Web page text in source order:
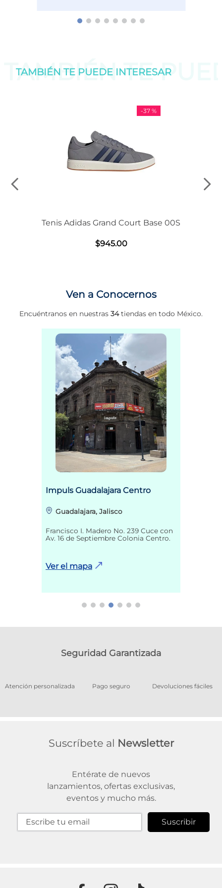
TAMBIÉN TE
TAMBIÉN TE PUEDE INTERESAR
-37 %
Tenis Adidas Grand Court Base 00S
$945.00
Ven a Conocernos
Encuéntranos en nuestras 34tiendas en todo México.
Impuls Guadalajara Centro
Guadalajara, Jalisco
Francisco I. Madero No. 239 Cuce con
Av. 16 de Septiembre Colonia Centro.
Ver el mapa
Seguridad Garantizada
Atención personalizada Pago seguro Devoluciones fáciles
Suscríbete al Newsletter
Entérate de nuevos
lanzamientos, ofertas exclusivas,
eventos y mucho más.
Suscribir